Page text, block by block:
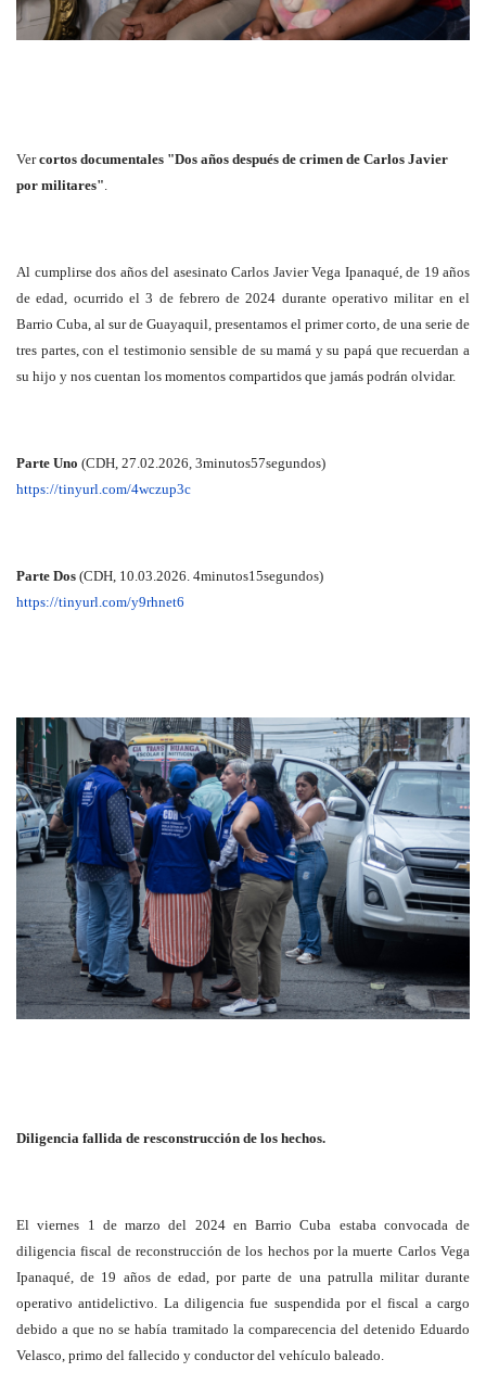
Vercortos documentales "Dos años después de crimen de Carlos Javier
por militares"
Al cumplirse dos años del asesinato Carlos Javier Vega Ipanaqué, de 19 años
de edad, ocurrido el 3 de febrero de 2024 durante operativo militar en el
Barrio Cuba, al sur de Guayaquil, presentamos el primer corto, de una serie de
tres partes, con el testimonio sensible de su mamá y su papá que recuerdan a
su hijo y nos cuentan los momentos compartidos que jamás podrán olvidar.
Parte Uno (CDH, 27.02.2026, 3minutos57segundos)
https://tinyurl.com/4wczup3c
Parte Dos (CDH, 10.03.2026. 4minutos15segundos)
https://tinyurl.com/y9rhnet6
Diligencia fallida de resconstrucción de los hechos.
El viernes 1 de marzo del 2024 en Barrio Cuba estaba convocada de
diligencia fiscal de reconstrucción de los hechos por la muerte Carlos Vega
Ipanaqué, de 19 años de edad, por parte de una patrulla militar durante
operativo antidelictivo. La diligencia fue suspendida por el fiscal a cargo
debido a que no se había tramitado la comparecencia del detenido Eduardo
Velasco, primo del fallecido y conductor del vehículo baleado.